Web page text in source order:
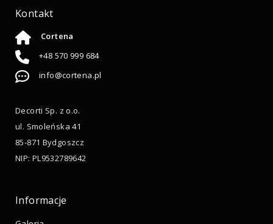
Kontakt
Cortena
+48 570 999 684
info@cortena.pl
Decorti Sp. z o.o.
ul. Smoleńska 41
85-871 Bydgoszcz
NIP: PL9532789642
Informacje